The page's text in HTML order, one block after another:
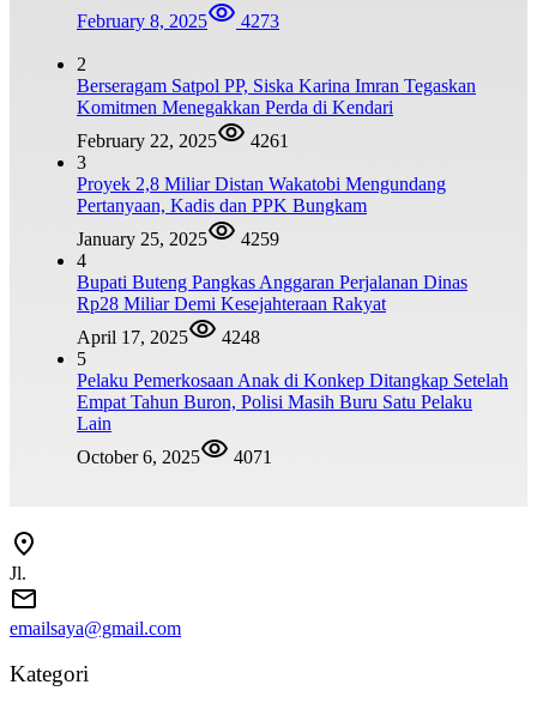
February 8, 2025
4273
2
Berseragam Satpol PP, Siska Karina Imran Tegaskan
Komitmen Menegakkan Perda di Kendari
February 22, 2025
4261
3
Proyek 2,8 Miliar Distan Wakatobi Mengundang
Pertanyaan, Kadis dan PPK Bungkam
January 25, 2025
4259
4
Bupati Buteng Pangkas Anggaran Perjalanan Dinas
Rp28 Miliar Demi Kesejahteraan Rakyat
April 17, 2025
4248
5
Pelaku Pemerkosaan Anak di Konkep Ditangkap Setelah
Empat Tahun Buron, Polisi Masih Buru Satu Pelaku
Lain
October 6, 2025
4071
Jl.
emailsaya@gmail.com
Kategori